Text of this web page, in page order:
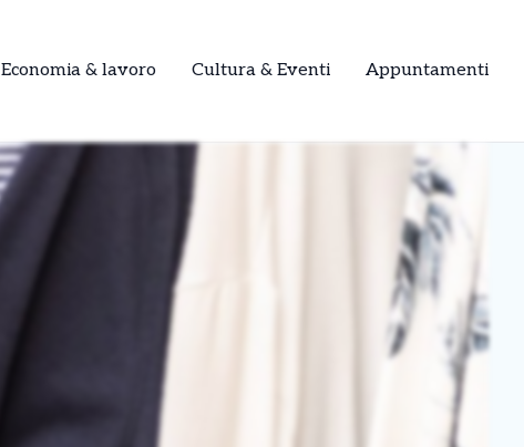
Economia & lavoro Cultura & Eventi Appuntamenti